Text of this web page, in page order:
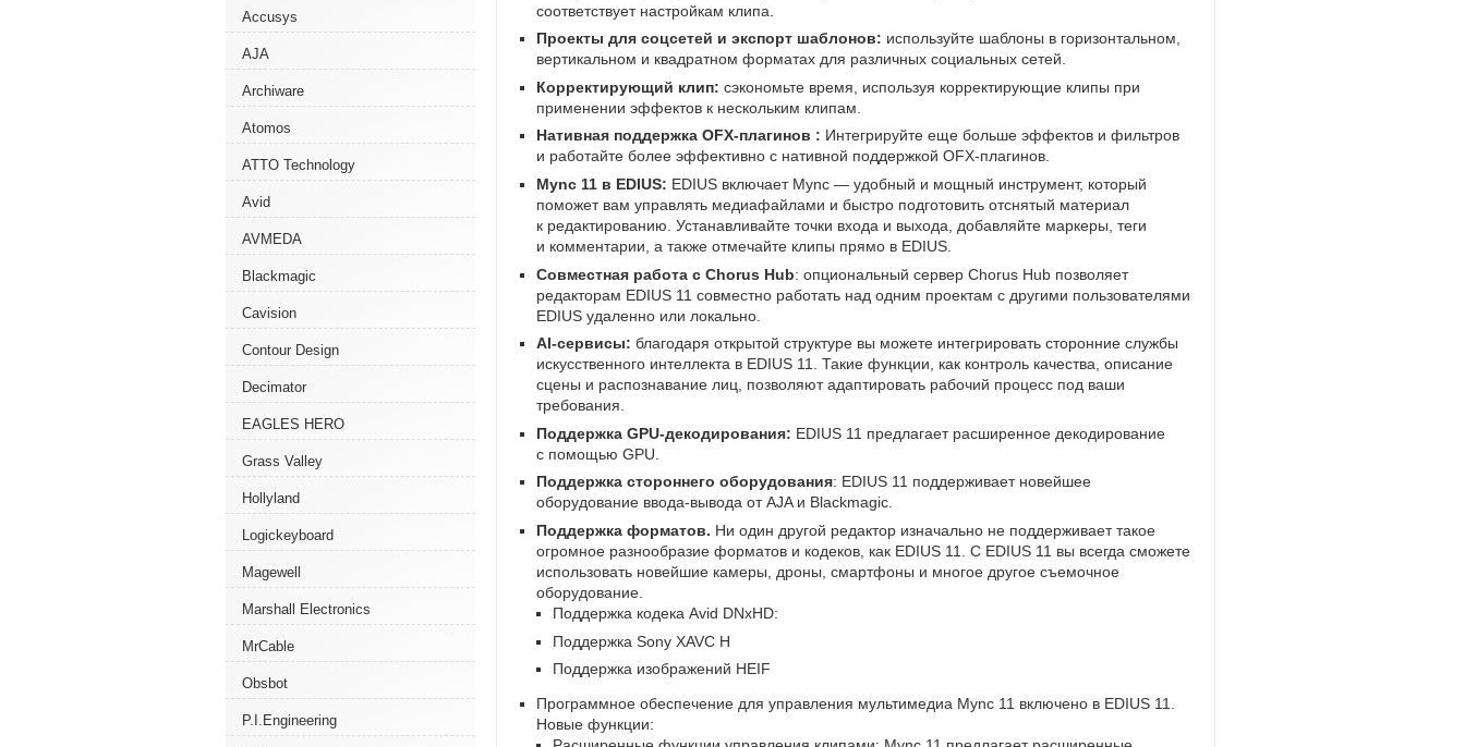
Accusys
AJA
Archiware
Atomos
ATTO Technology
Avid
AVMEDA
Blackmagic
Cavision
Contour Design
Decimator
EAGLES HERO
Grass Valley
Hollyland
Logickeyboard
Magewell
Marshall Electronics
MrCable
Obsbot
P.I.Engineering
соответствует настройкам клипа.
Проекты для соцсетей и экспорт шаблонов: используйте шаблоны в горизонтальном
вертикальном и квадратном форматах для различных социальных сетей.
Корректирующий клип: сэкономьте время
используя корректирующие клипы при
применении эффектов к нескольким клипам.
Нативная поддержкаOFX-плагинов : Интегрируйте еще больше эффектов и фильтров
и работайте более эффективно с нативной поддержкойOFX-плагинов.
Mync 11 в EDIUS: EDIUS включает Mync — удобный и мощный инструмент, который
поможет вам управлять медиафайлами и быстро подготовить отснятый материал
к редактированию. Устанавливайте точки входа и выхода
добавляйте маркеры теги
и комментарии а также отмечайте клипы прямо в EDIUS.
Совместная работа с Chorus Hub: опциональный сервер Chorus Hub позволяет
редакторам EDIUS 11 совместно работать над одним проектам с другими пользователями
EDIUS удаленно или локально.
AI-сервисы: благодаря открытой структуре вы можете интегрировать сторонние службы
искусственного интеллекта в EDIUS 11. Такие функции
как контроль качества описание
сцены и распознавание лиц
позволяют адаптировать рабочий процесс под ваши
требования.
Поддержка GPU-декодирования: EDIUS 11 предлагает расширенное декодирование
с помощью GPU.
Поддержка стороннего оборудования: EDIUS 11 поддерживает новейшее
оборудование ввода-вывода от AJA и Blackmagic.
Поддержка форматов. Ни один другой редактор изначально не поддерживает такое
огромное разнообразие форматов и кодеков как EDIUS 11. С EDIUS 11 вы всегда сможете
использовать новейшие камеры
дроны смартфоны и многое другое съемочное
оборудование.
Поддержка кодека Avid DNxHD:
Поддержка Sony XAVC H
Поддержка изображений HEIF
Программное обеспечение для управления мультимедиа Mync 11 включено в EDIUS 11.
Новые функции: